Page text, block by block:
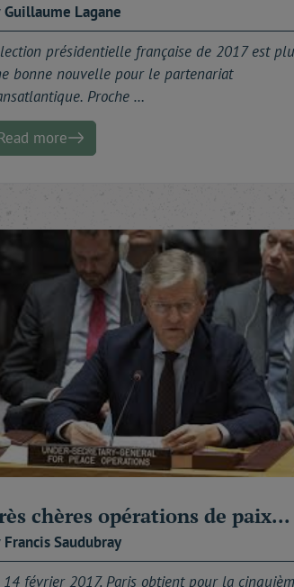
Guillaume Lagane
présidentielle française de 2017 est
bonne nouvelle pour le partenariat
Proche …
more
chères opérations de paix...
FrancisSaudubray
14 février 2017, Paris obtient pour la